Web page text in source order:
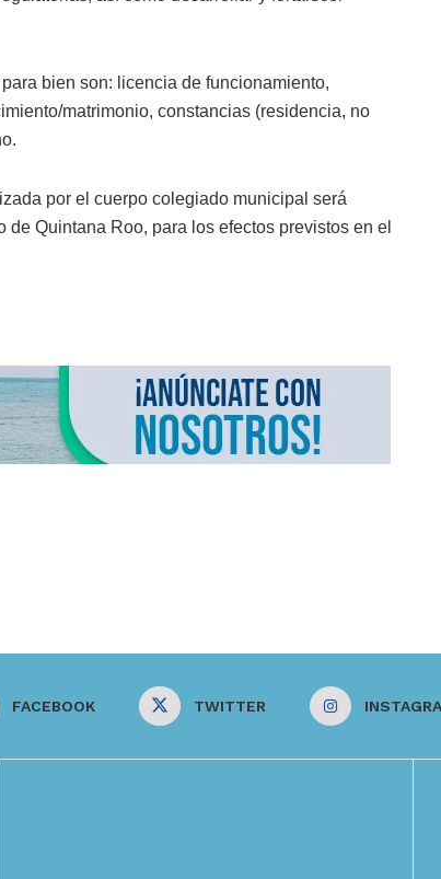
bien son: licencia de funcionamiento,
matrimonio, constancias (residencia, no
por el cuerpo colegiado municipal será
Quintana Roo, para los efectos previstos en el
FACEBOOK TWITTER